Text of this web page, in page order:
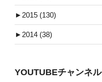
► 2015 (130)
► 2014 (38)
YOUTUBEチャンネル